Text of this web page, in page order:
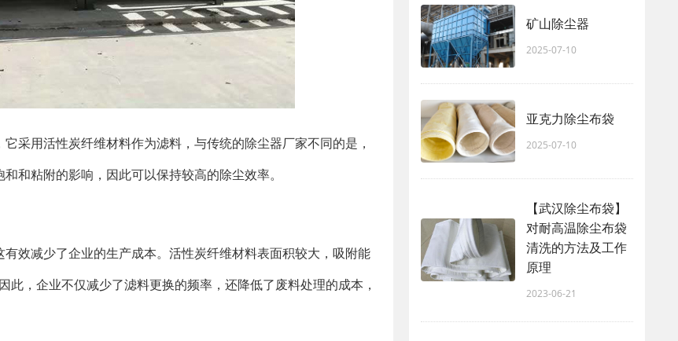
采用活性炭纤维材料作为滤料，与传统的除尘器厂家不同的是，
和粘附的影响，因此可以保持较高的除尘效率。
效减少了企业的生产成本。活性炭纤维材料表面积较大，吸附能
，企业不仅减少了滤料更换的频率，还降低了废料处理的成本，
矿山除尘器
2025-07-10
亚克力除尘布袋
2025-07-10
【武汉除尘布袋】
对耐高温除尘布袋
清洗的方法及工作
原理
2023-06-21